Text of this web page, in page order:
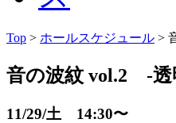
Top > ホールスケジュール >
音の波紋 vol.2 -透
11/29/土 14:30〜